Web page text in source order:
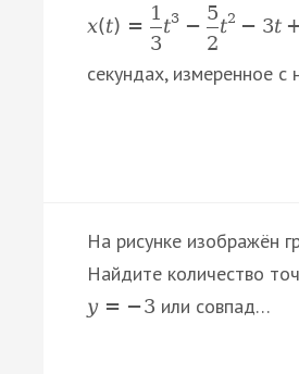
x(t) =
1
3
t3 −
5
2
t2 − 3t
секундах, измеренное с
На рисунке изображён
Найдите количество
y = −3 или совпад…